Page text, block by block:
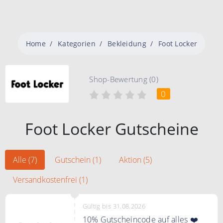
Home Kategorien Bekleidung Foot Locker
Shop-Bewertung (0)
0
Foot Locker Gutscheine
Alle (7) Gutschein (1)
Aktion (5)
Versandkostenfrei (1)
Gültig bis 31.08.2026
10% Gutscheincode auf alles ❤️